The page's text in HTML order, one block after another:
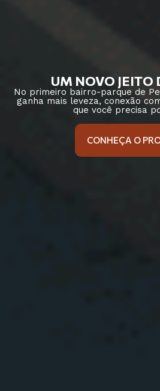
UM NOVO JEITO
No primeiro bairro-parque de
ganha mais leveza, conexão
que você precisa
CONHEÇA O